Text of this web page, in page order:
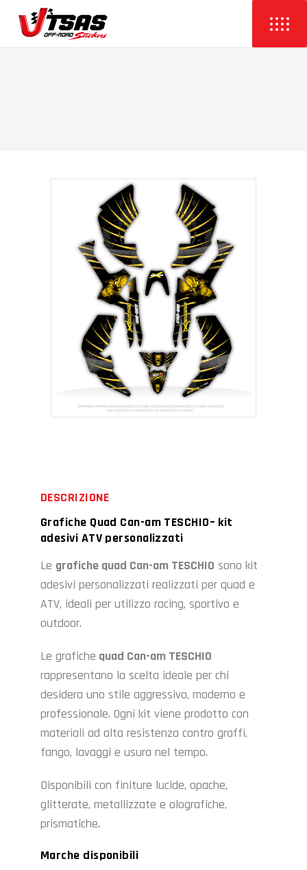
DESCRIZIONE
Grafiche Quad Can-am TESCHIO– kit
adesivi ATV personalizzati
Le grafiche quad Can-am TESCHIO sono kit
adesivi personalizzati realizzati per quad e
ATV, ideali per utilizzo racing, sportivo e
outdoor.
Le grafiche quad Can-am TESCHIO
rappresentano la scelta ideale per chi
desidera uno stile aggressivo, moderno e
professionale. Ogni kit viene prodotto con
materiali ad alta resistenza contro graffi,
fango, lavaggi e usura nel tempo.
Disponibili con finiture lucide, opache,
glitterate, metallizzate e olografiche,
prismatiche.
Marche disponibili